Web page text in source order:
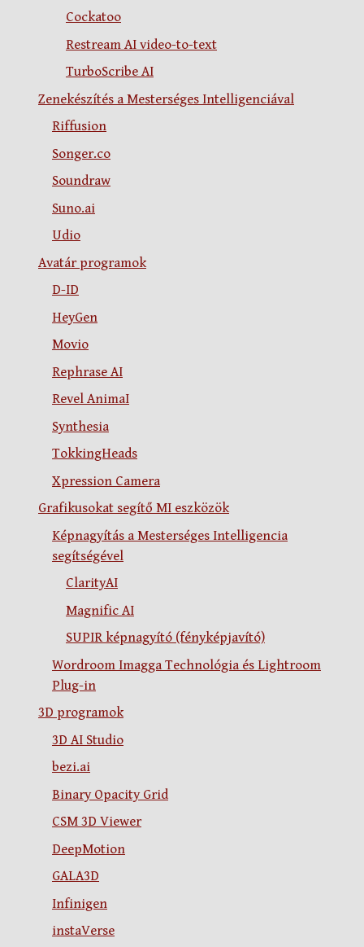
Cockatoo
Restream AI video-to-text
TurboScribe AI
Zenekészítés a Mesterséges Intelligenciával
Riffusion
Songer.co
Soundraw
Suno.ai
Udio
Avatár programok
D-ID
HeyGen
Movio
Rephrase AI
Revel AnimaI
Synthesia
TokkingHeads
Xpression Camera
Grafikusokat segítő MI eszközök
Képnagyítás a Mesterséges Intelligencia
segítségével
ClarityAI
Magnific AI
SUPIR képnagyító (fényképjavító)
Wordroom Imagga Technológia és Lightroom
Plug-in
3D programok
3D AI Studio
bezi.ai
Binary Opacity Grid
CSM 3D Viewer
DeepMotion
GALA3D
Infinigen
instaVerse